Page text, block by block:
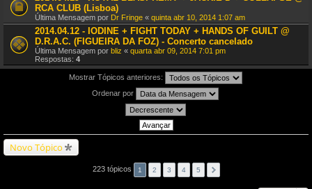
RCA CLUB (Lisboa)
Última Mensagem por Dr Fringe « quinta abr 10, 2014 1:07 am
2014.04.12 - IODINE + FIGHT TODAY + HANDS OF GUILT @
D.R.A.C. (FIGUEIRA DA FOZ) - Concerto cancelado
Última Mensagem por bliz « quarta abr 09, 2014 7:01 pm
Respostas: 4
Mostrar Tópicos anteriores:
Ordenar por
Novo Tópico
223 tópicos 1 2 3 4 5